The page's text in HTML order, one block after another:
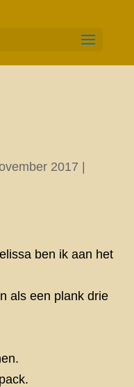
2017
ben ik aan het
als een plank drie